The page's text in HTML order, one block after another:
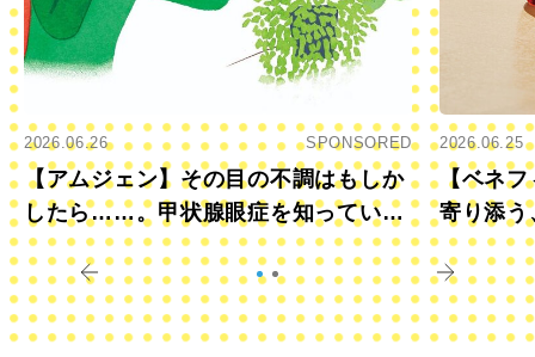
2026.06.26 SPONSORED
【アムジェン】その目の不調はもしか
したら……。甲状腺眼症を知っていま
すか？
2026.06.25
【ベネフ
寄り添う
きに